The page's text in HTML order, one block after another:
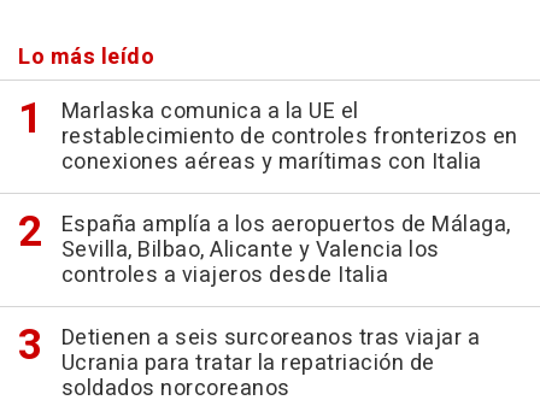
Lo más leído
Marlaska comunica a la UE el
restablecimiento de controles fronterizos en
conexiones aéreas y marítimas con Italia
España amplía a los aeropuertos de Málaga,
Sevilla, Bilbao, Alicante y Valencia los
controles a viajeros desde Italia
Detienen a seis surcoreanos tras viajar a
Ucrania para tratar la repatriación de
soldados norcoreanos